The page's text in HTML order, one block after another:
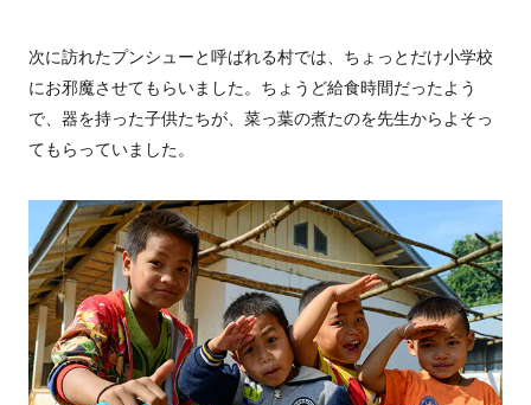
次に訪れたプンシューと呼ばれる村では、ちょっとだけ小学校
にお邪魔させてもらいました。ちょうど給食時間だったよう
で、器を持った子供たちが、菜っ葉の煮たのを先生からよそっ
てもらっていました。